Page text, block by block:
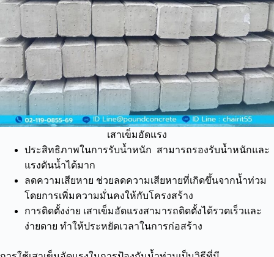
เสาเข็มอัดแรง
ประสิทธิภาพในการรับน้ำหนัก สามารถรองรับน้ำหนักและ
แรงดันน้ำได้มาก
ลดความเสียหาย ช่วยลดความเสียหายที่เกิดขึ้นจากน้ำท่วม
โดยการเพิ่มความมั่นคงให้กับโครงสร้าง
การติดตั้งง่าย เสาเข็มอัดแรงสามารถติดตั้งได้รวดเร็วและ
ง่ายดาย ทำให้ประหยัดเวลาในการก่อสร้าง